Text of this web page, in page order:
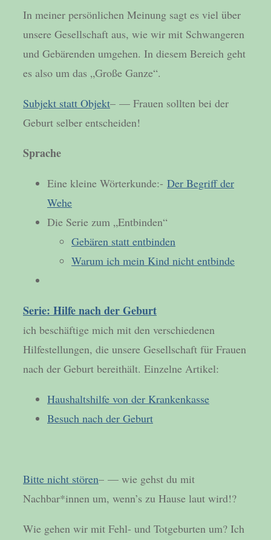
In meiner persönlichen Meinung sagt es viel über
unsere Gesellschaft aus, wie wir mit Schwangeren
und Gebärenden umgehen. In diesem Bereich geht
es also um das „Große Ganze“.
Subjekt statt Objekt– — Frauen sollten bei der
Geburt selber entscheiden!
Sprache
Eine kleine Wörterkunde:- Der Begriff der
Wehe
Die Serie zum „Entbinden“
Gebären statt entbinden
Warum ich mein Kind nicht entbinde
Serie: Hilfe nach der Geburt
ich beschäftige mich mit den verschiedenen
Hilfestellungen, die unsere Gesellschaft für Frauen
nach der Geburt bereithält. Einzelne Artikel:
Haushaltshilfe von der Krankenkasse
Besuch nach der Geburt
Bitte nicht stören– — wie gehst du mit
Nachbar*innen um, wenn’s zu Hause laut wird!?
Wie gehen wir mit Fehl- und Totgeburten um? Ich